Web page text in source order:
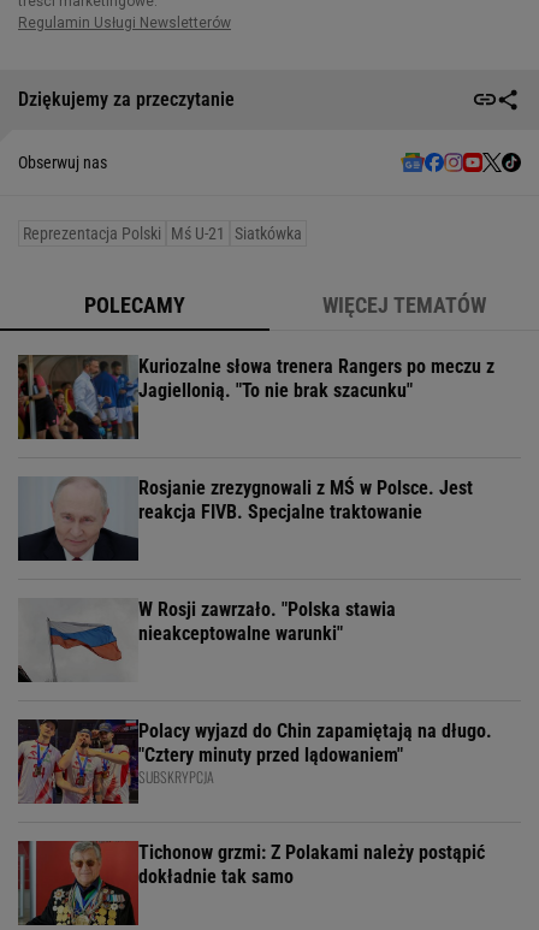
Dziękujemy za przeczytanie
Obserwuj nas
Reprezentacja Polski Mś U-21 Siatkówka
POLECAMY WIĘCEJ TEMATÓW
Kuriozalne słowa trenera Rangers po meczu z
Jagiellonią. "To nie brak szacunku"
Rosjanie zrezygnowali z MŚ w Polsce. Jest
reakcja FIVB. Specjalne traktowanie
W Rosji zawrzało. "Polska stawia
nieakceptowalne warunki"
Polacy wyjazd do Chin zapamiętają na długo.
"Cztery minuty przed lądowaniem"
SUBSKRYPCJA
Tichonow grzmi: Z Polakami należy postąpić
dokładnie tak samo